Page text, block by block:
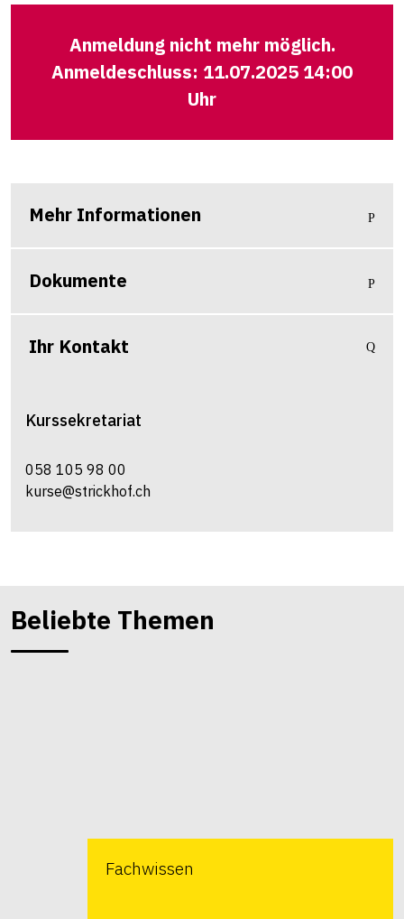
Anmeldung nicht mehr möglich.
Anmeldeschluss: 11.07.2025 14:00
Uhr
Mehr Informationen
Dokumente
Ihr Kontakt
Kurssekretariat
058 105 98 00
kurse@strickhof.ch
Beliebte Themen
Fachwissen